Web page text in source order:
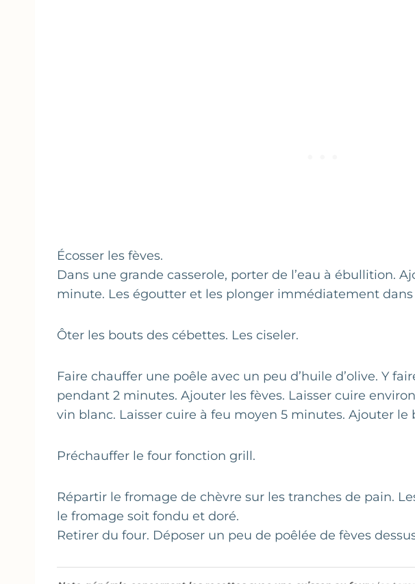
Écosser les fèves.
Dans une grande casserole, porter de l’eau à ébullition.
minute. Les égoutter et les plonger immédiatement dans
Ôter les bouts des cébettes. Les ciseler.
Faire chauffer une poêle avec un peu d’huile d’olive. Y
pendant 2 minutes. Ajouter les fèves. Laisser cuire
vin blanc. Laisser cuire à feu moyen 5 minutes. Ajouter le
Préchauffer le four fonction grill.
Répartir le fromage de chèvre sur les tranches de pain.
le fromage soit fondu et doré.
Retirer du four. Déposer un peu de poêlée de fèves